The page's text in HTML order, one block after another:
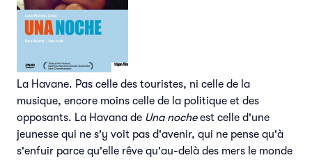
La Havane. Pas celle des touristes, ni celle de la
musique, encore moins celle de la politique et des
opposants. La Havana de Una nocheest celle d'une
jeunesse qui ne s'y voit pas d'avenir, qui ne pense qu'à
s'enfuir parce qu'elle rêve qu'au-delà des mers le monde